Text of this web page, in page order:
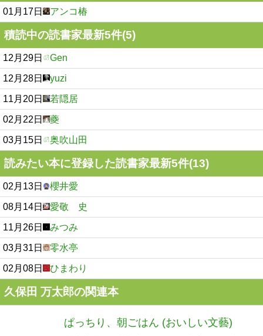
01月17日 アンコ椿
積読中の読書家最新5件(5)
12月29日 Gen
12月28日 yuzi
11月20日 若隠居
02月22日 夔
03月15日 奥吹山田
読みたい本に登録した読書家最新5件(13)
02月13日 櫻井愛
08月14日 愛敬 史
11月26日 みつみ
03月31日 零水亭
02月08日 ひまわり
久保田 万太郎の関連本
ぱっちり、朝ごはん (おいしい文藝)